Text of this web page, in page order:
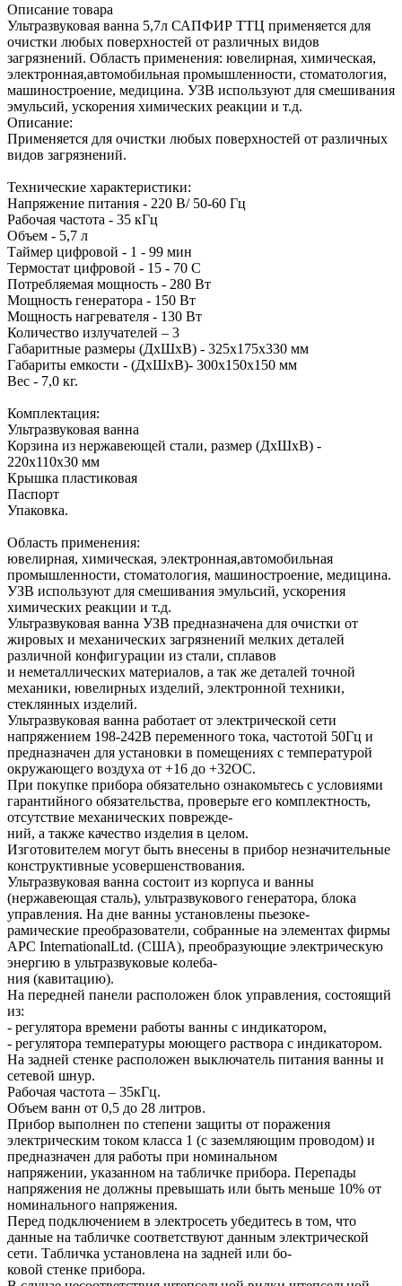
Описание товара
Ультразвуковая ванна 5,7л САПФИР ТТЦ применяется для
очистки любых поверхностей от различных видов
загрязнений. Область применения: ювелирная, химическая,
электронная,автомобильная промышленности, стоматология,
машиностроение, медицина. УЗВ используют для смешивания
эмульсий, ускорения химических реакции и т.д.
Описание:
Применяется для очистки любых поверхностей от различных
видов загрязнений.
Технические характеристики:
Напряжение питания - 220 В/ 50-60 Гц
Рабочая частота - 35 кГц
Объем - 5,7 л
Таймер цифровой - 1 - 99 мин
Термостат цифровой - 15 - 70 С
Потребляемая мощность - 280 Вт
Мощность генератора - 150 Вт
Мощность нагревателя - 130 Вт
Количество излучателей – 3
Габаритные размеры (ДхШхВ) - 325х175х330 мм
Габариты емкости - (ДхШхВ)- 300х150х150 мм
Вес - 7,0 кг.
Комплектация:
Ультразвуковая ванна
Корзина из нержавеющей стали, размер (ДхШхВ) -
220х110х30 мм
Крышка пластиковая
Паспорт
Упаковка.
Область применения:
ювелирная, химическая, электронная,автомобильная
промышленности, стоматология, машиностроение, медицина.
УЗВ используют для смешивания эмульсий, ускорения
химических реакции и т.д.
Ультразвуковая ванна УЗВ предназначена для очистки от
жировых и механических загрязнений мелких деталей
различной конфигурации из стали, сплавов
и неметаллических материалов, а так же деталей точной
механики, ювелирных изделий, электронной техники,
стеклянных изделий.
Ультразвуковая ванна работает от электрической сети
напряжением 198-242В переменного тока, частотой 50Гц и
предназначен для установки в помещениях с температурой
окружающего воздуха от +16 до +32ОС.
При покупке прибора обязательно ознакомьтесь с условиями
гарантийного обязательства, проверьте его комплектность,
отсутствие механических поврежде-
ний, а также качество изделия в целом.
Изготовителем могут быть внесены в прибор незначительные
конструктивные усовершенствования.
Ультразвуковая ванна состоит из корпуса и ванны
(нержавеющая сталь), ультразвукового генератора, блока
управления. На дне ванны установлены пьезоке-
рамические преобразователи, собранные на элементах фирмы
APC InternationalLtd. (США), преобразующие электрическую
энергию в ультразвуковые колеба-
ния (кавитацию).
На передней панели расположен блок управления, состоящий
из:
- регулятора времени работы ванны с индикатором,
- регулятора температуры моющего раствора с индикатором.
На задней стенке расположен выключатель питания ванны и
сетевой шнур.
Рабочая частота – 35кГц.
Объем ванн от 0,5 до 28 литров.
Прибор выполнен по степени защиты от поражения
электрическим током класса 1 (с заземляющим проводом) и
предназначен для работы при номинальном
напряжении, указанном на табличке прибора. Перепады
напряжения не должны превышать или быть меньше 10% от
номинального напряжения.
Перед подключением в электросеть убедитесь в том, что
данные на табличке соответствуют данным электрической
сети. Табличка установлена на задней или бо-
ковой стенке прибора.